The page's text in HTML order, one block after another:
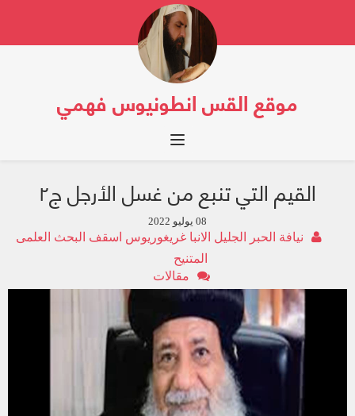
موقع القس انطونيوس فهمي
Toggle navigation
القيم التي تنبع من غسل الأرجل ج٢
08 يوليو 2022
نيافة الحبر الجليل الانبا غريغوريوس اسقف البحث العلمى
المتنيح‬‎
مقالات